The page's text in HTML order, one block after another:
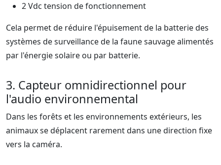
2 Vdc tension de fonctionnement
Cela permet de réduire l'épuisement de la batterie des
systèmes de surveillance de la faune sauvage alimentés
par l'énergie solaire ou par batterie.
3. Capteur omnidirectionnel pour
l'audio environnemental
Dans les forêts et les environnements extérieurs, les
animaux se déplacent rarement dans une direction fixe
vers la caméra.